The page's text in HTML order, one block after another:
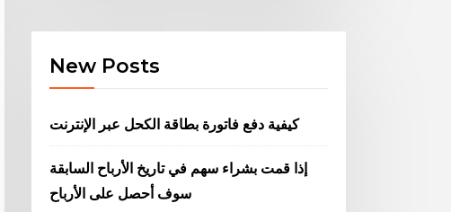
New Posts
كيفية دفع فاتورة بطاقة الكحل عبر الإنترنت
إذا قمت بشراء سهم في تاريخ الأرباح السابقة
سوف أحصل على الأرباح